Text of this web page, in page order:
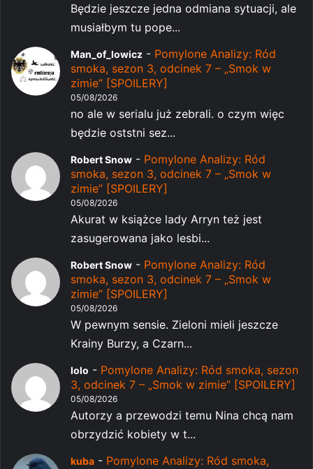
Będzie jeszcze jedna odmiana sytuacji, ale
musiałbym tu pope...
Man_of_lowicz - Pomylone Analizy: Ród
smoka, sezon 3, odcinek 7 – „Smok w
zimie” [SPOILERY]
05/08/2026
no ale w serialu już zebrali. o czym więc
będzie oststni sez...
Robert Snow - Pomylone Analizy: Ród
smoka, sezon 3, odcinek 7 – „Smok w
zimie” [SPOILERY]
05/08/2026
Akurat w książce lady Arryn też jest
zasugerowana jako lesbi...
Robert Snow - Pomylone Analizy: Ród
smoka, sezon 3, odcinek 7 – „Smok w
zimie” [SPOILERY]
05/08/2026
W pewnym sensie. Zieloni mieli jeszcze
Krainy Burzy, a Czarn...
lolo - Pomylone Analizy: Ród smoka, sezon
3, odcinek 7 – „Smok w zimie” [SPOILERY]
05/08/2026
Autorzy a przewodzi temu Nina chcą nam
obrzydzić kobiety w t...
kuba - Pomylone Analizy: Ród smoka,